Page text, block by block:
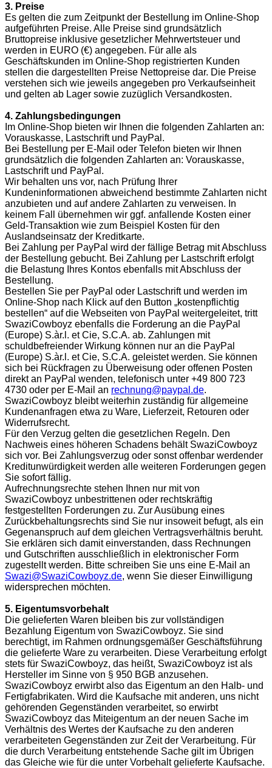
3. Preise
Es gelten die zum Zeitpunkt der Bestellung im Online-Shop
aufgeführten Preise. Alle Preise sind grundsätzlich
Bruttopreise inklusive gesetzlicher Mehrwertsteuer und
werden in EURO (€) angegeben. Für alle als
Geschäftskunden im Online-Shop registrierten Kunden
stellen die dargestellten Preise Nettopreise dar. Die Preise
verstehen sich wie jeweils angegeben pro Verkaufseinheit
und gelten ab Lager sowie zuzüglich Versandkosten.
4. Zahlungsbedingungen
Im Online-Shop bieten wir Ihnen die folgenden Zahlarten an:
Vorauskasse, Lastschrift und PayPal.
Bei Bestellung per E-Mail oder Telefon bieten wir Ihnen
grundsätzlich die folgenden Zahlarten an: Vorauskasse,
Lastschrift und PayPal.
Wir behalten uns vor, nach Prüfung Ihrer
Kundeninformationen abweichend bestimmte Zahlarten nicht
anzubieten und auf andere Zahlarten zu verweisen. In
keinem Fall übernehmen wir ggf. anfallende Kosten einer
Geld-Transaktion wie zum Beispiel Kosten für den
Auslandseinsatz der Kreditkarte.
Bei Zahlung per PayPal wird der fällige Betrag mit Abschluss
der Bestellung gebucht. Bei Zahlung per Lastschrift erfolgt
die Belastung Ihres Kontos ebenfalls mit Abschluss der
Bestellung.
Bestellen Sie per PayPal oder Lastschrift und werden im
Online-Shop nach Klick auf den Button „kostenpflichtig
bestellen“ auf die Webseiten von PayPal weitergeleitet, tritt
SwaziCowboyz ebenfalls die Forderung an die PayPal
(Europe) S.àr.l. et Cie, S.C.A. ab. Zahlungen mit
schuldbefreiender Wirkung können nur an die PayPal
(Europe) S.àr.l. et Cie, S.C.A. geleistet werden. Sie können
sich bei Rückfragen zu Überweisung oder offenen Posten
direkt an PayPal wenden, telefonisch unter +49 800 723
4730 oder per E-Mail an rechnung@paypal.de.
SwaziCowboyz bleibt weiterhin zuständig für allgemeine
Kundenanfragen etwa zu Ware, Lieferzeit, Retouren oder
Widerrufsrecht.
Für den Verzug gelten die gesetzlichen Regeln. Den
Nachweis eines höheren Schadens behält SwaziCowboyz
sich vor. Bei Zahlungsverzug oder sonst offenbar werdender
Kreditunwürdigkeit werden alle weiteren Forderungen gegen
Sie sofort fällig.
Aufrechnungsrechte stehen Ihnen nur mit von
SwaziCowboyz unbestrittenen oder rechtskräftig
festgestellten Forderungen zu. Zur Ausübung eines
Zurückbehaltungsrechts sind Sie nur insoweit befugt, als ein
Gegenanspruch auf dem gleichen Vertragsverhältnis beruht.
Sie erklären sich damit einverstanden, dass Rechnungen
und Gutschriften ausschließlich in elektronischer Form
zugestellt werden. Bitte schreiben Sie uns eine E-Mail an
Swazi@SwaziCowboyz.de, wenn Sie dieser Einwilligung
widersprechen möchten.
5. Eigentumsvorbehalt
Die gelieferten Waren bleiben bis zur vollständigen
Bezahlung Eigentum von SwaziCowboyz. Sie sind
berechtigt, im Rahmen ordnungsgemäßer Geschäftsführung
die gelieferte Ware zu verarbeiten. Diese Verarbeitung erfolgt
stets für SwaziCowboyz, das heißt, SwaziCowboyz ist als
Hersteller im Sinne von § 950 BGB anzusehen.
SwaziCowboyz erwirbt also das Eigentum an den Halb- und
Fertigfabrikaten. Wird die Kaufsache mit anderen, uns nicht
gehörenden Gegenständen verarbeitet, so erwirbt
SwaziCowboyz das Miteigentum an der neuen Sache im
Verhältnis des Wertes der Kaufsache zu den anderen
verarbeiteten Gegenständen zur Zeit der Verarbeitung. Für
die durch Verarbeitung entstehende Sache gilt im Übrigen
das Gleiche wie für die unter Vorbehalt gelieferte Kaufsache.